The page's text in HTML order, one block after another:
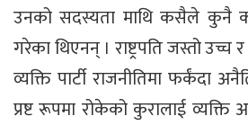
उनको सदस्यता माथि कसैले कुनै
गरेका थिएनन् । राष्ट्रपति जस्तो
व्यक्ति पार्टी राजनीतिमा फर्कंदा
प्रष्ट रूपमा रोकेको कुरालाई